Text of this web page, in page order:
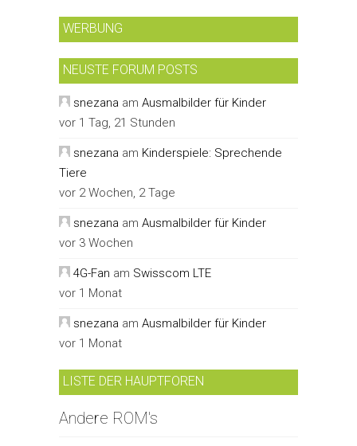
WERBUNG
NEUSTE FORUM POSTS
snezana am Ausmalbilder für Kinder
vor 1 Tag, 21 Stunden
snezana am Kinderspiele: Sprechende
Tiere
vor 2 Wochen, 2 Tage
snezana am Ausmalbilder für Kinder
vor 3 Wochen
4G-Fan am Swisscom LTE
vor 1 Monat
snezana am Ausmalbilder für Kinder
vor 1 Monat
LISTE DER HAUPTFOREN
Andere ROM's